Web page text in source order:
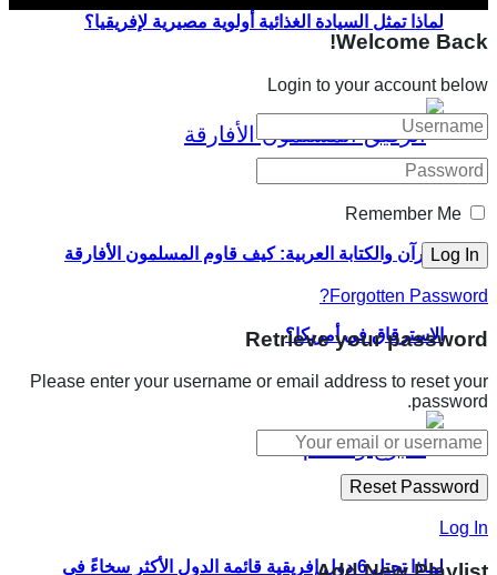
لماذا تمثل السيادة الغذائية أولوية مصيرية لإفريقيا؟
القرآن والكتابة العربية: كيف قاوم المسلمون الأفارقة
الاسترقاق في أمريكا؟
لماذا تحتل 6 دول إفريقية قائمة الدول الأكثر سخاءً في
Welcome Back!
Login to your account below
Remember Me
Forgotten Password?
Retrieve your password
Please enter your username or email address to reset your
password.
Log In